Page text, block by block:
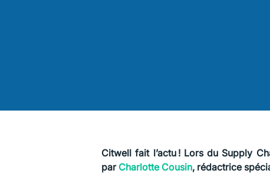
Citwell fait l’actu ! Lors du Supply
par Charlotte Cousin, rédactrice